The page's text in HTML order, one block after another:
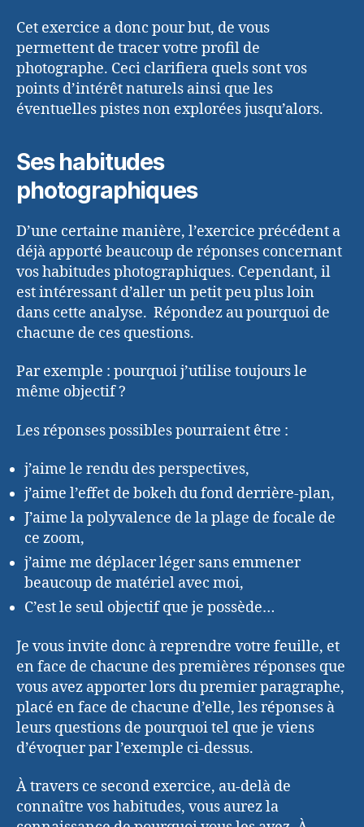
Cet exercice a donc pour but, de vous
permettent de tracer votre profil de
photographe. Ceci clarifiera quels sont vos
points d’intérêt naturels ainsi que les
éventuelles pistes non explorées jusqu’alors.
Ses habitudes
photographiques
D’une certaine manière, l’exercice précédent a
déjà apporté beaucoup de réponses concernant
vos habitudes photographiques. Cependant, il
est intéressant d’aller un petit peu plus loin
dans cette analyse. Répondez au pourquoi de
chacune de ces questions.
Par exemple : pourquoi j’utilise toujours le
même objectif ?
Les réponses possibles pourraient être :
j’aime le rendu des perspectives,
j’aime l’effet de bokeh du fond derrière-plan,
J’aime la polyvalence de la plage de focale de
ce zoom,
j’aime me déplacer léger sans emmener
beaucoup de matériel avec moi,
C’est le seul objectif que je possède…
Je vous invite donc à reprendre votre feuille, et
en face de chacune des premières réponses que
vous avez apporter lors du premier paragraphe,
placé en face de chacune d’elle, les réponses à
leurs questions de pourquoi tel que je viens
d’évoquer par l’exemple ci-dessus.
À travers ce second exercice, au-delà de
connaître vos habitudes, vous aurez la